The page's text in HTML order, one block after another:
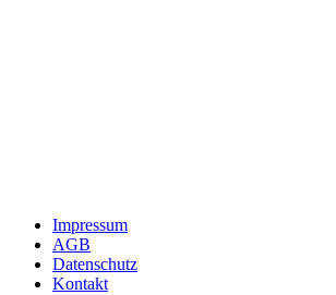
Impressum
AGB
Datenschutz
Kontakt